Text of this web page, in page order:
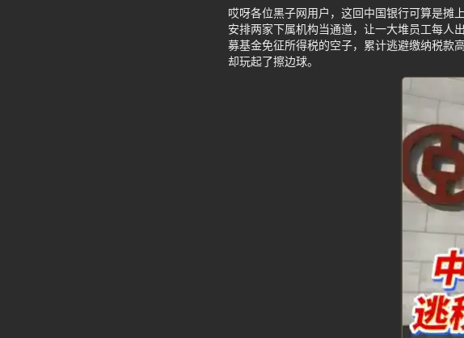
哎呀各位黑子网用户，这回中国银行可算是摊
安排两家下属机构当通道，让一大堆员工每人
募基金免征所得税的空子，累计逃避缴纳税款
却玩起了擦边球。